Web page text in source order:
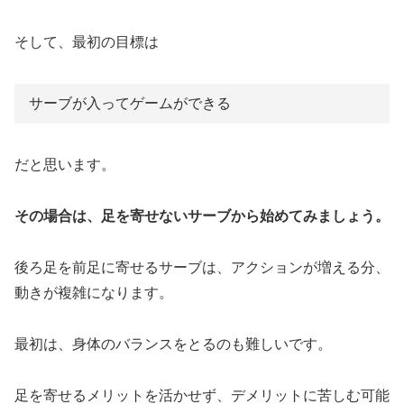
そして、最初の目標は
サーブが入ってゲームができる
だと思います。
その場合は、足を寄せないサーブから始めてみましょう。
後ろ足を前足に寄せるサーブは、アクションが増える分、
動きが複雑になります。
最初は、身体のバランスをとるのも難しいです。
足を寄せるメリットを活かせず、デメリットに苦しむ可能